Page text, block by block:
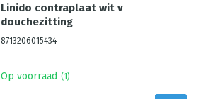
Linido contraplaat wit v
douchezitting
8713206015434
Op voorraad (1 )